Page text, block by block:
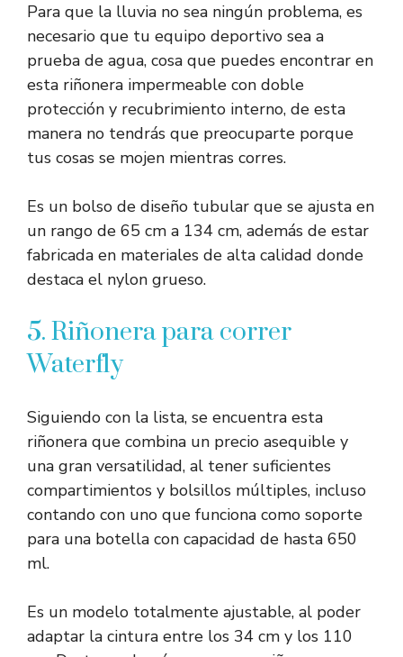
Para que la lluvia no sea ningún problema, es
necesario que tu equipo deportivo sea a
prueba de agua, cosa que puedes encontrar en
esta riñonera impermeable con doble
protección y recubrimiento interno, de esta
manera no tendrás que preocuparte porque
tus cosas se mojen mientras corres.
Es un bolso de diseño tubular que se ajusta en
un rango de 65 cm a 134 cm, además de estar
fabricada en materiales de alta calidad donde
destaca el nylon grueso.
5. Riñonera para correr
Waterfly
Siguiendo con la lista, se encuentra esta
riñonera que combina un precio asequible y
una gran versatilidad, al tener suficientes
compartimientos y bolsillos múltiples, incluso
contando con uno que funciona como soporte
para una botella con capacidad de hasta 650
ml.
Es un modelo totalmente ajustable, al poder
adaptar la cintura entre los 34 cm y los 110